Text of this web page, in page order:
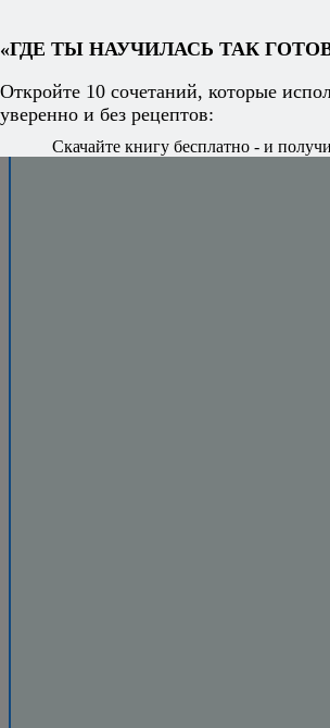
Сезонные продукты - весна
Бельгийские вафли
«ГДЕ ТЫ НАУЧИЛАСЬ ТАК
Откройте 10 сочетаний, которые
уверенно и без рецептов:
Скачайте книгу бесплатно - и